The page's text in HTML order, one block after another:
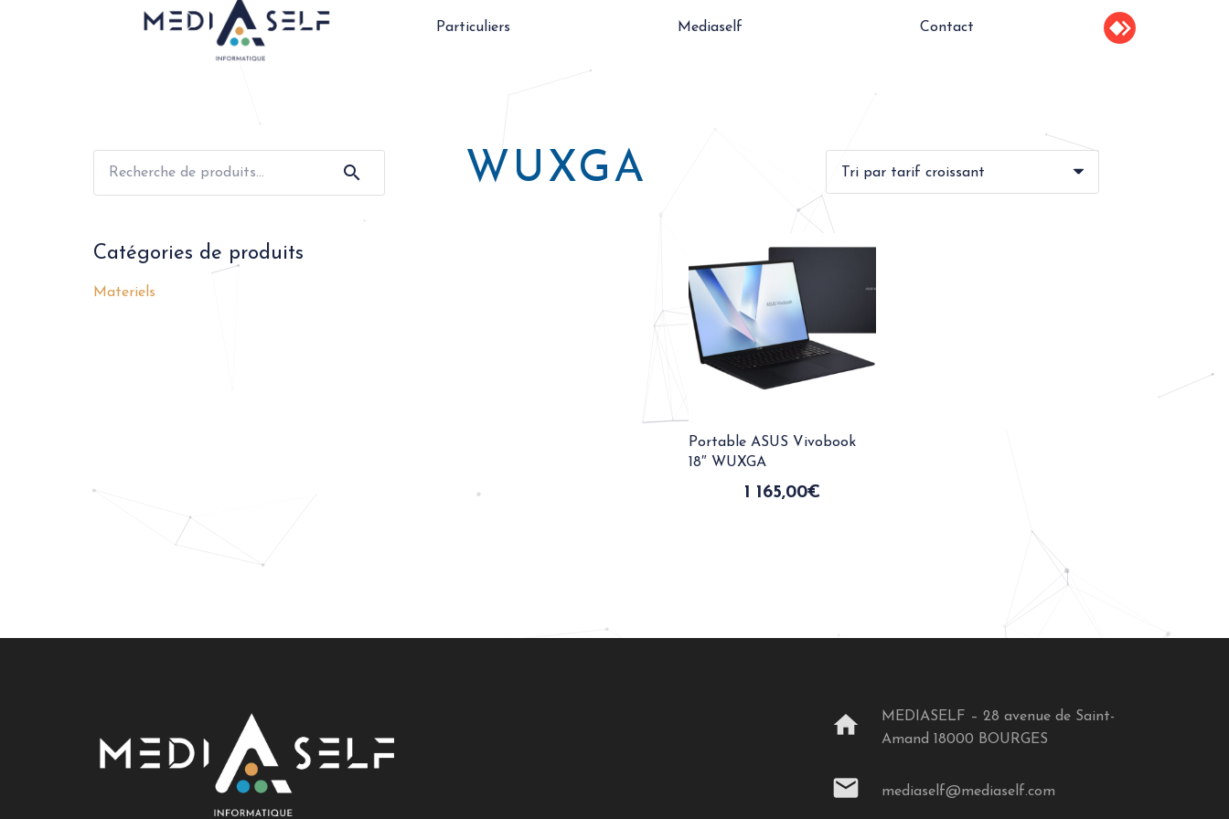
Particuliers Mediaself Contact
WUXGA
Portable ASUS Vivobook
18″ WUXGA
1 165,00€
Catégories de produits
Materiels
home
MEDIASELF – 28 avenue de Saint-
Amand 18000 BOURGES
mail mediaself@mediaself.com